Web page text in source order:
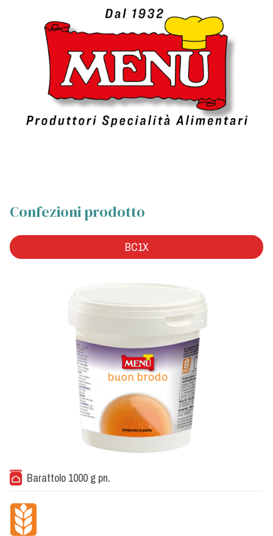
Confezioni prodotto
BC1X
Barattolo 1000 g pn.